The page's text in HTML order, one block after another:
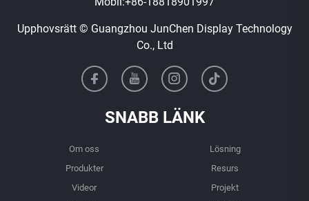
Upphovsrätt © Guangzhou JunChen Display Technology
Co., Ltd
SNABB LÄNK
Om oss
Lösning
Produkter
Resurs
Videor
Projekt